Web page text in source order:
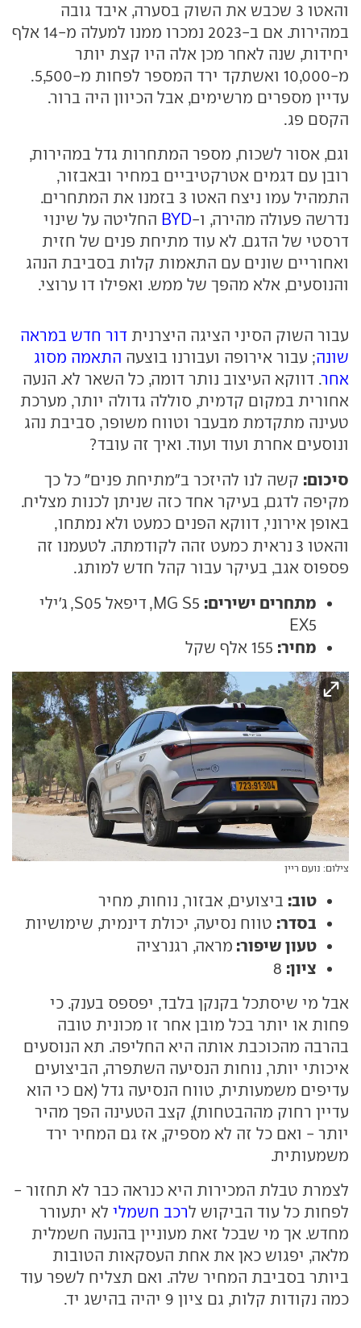
והאטו 3 שכבש את השוק בסערה, איבד גובה
במהירות. אם ב-2023 נמכרו ממנו למעלה מ-14 אלף
יחידות, שנה לאחר מכן אלה היו קצת יותר
מ-10,000 ואשתקד ירד המספר לפחות מ-5,500.
עדיין מספרים מרשימים, אבל הכיוון היה ברור.
הקסם פג.
וגם, אסור לשכוח, מספר המתחרות גדל במהירות,
רובן עם דגמים אטרקטיביים במחיר ובאבזור,
התמהיל עמו ניצח האטו 3 בזמנו את המתחרים.
נדרשה פעולה מהירה, ו-BYD החליטה על שינוי
דרסטי של הדגם. לא עוד מתיחת פנים של חזית
ואחוריים שונים עם התאמות קלות בסביבת הנהג
והנוסעים, אלא מהפך של ממש. ואפילו דו ערוצי.
עבור השוק הסיני הציגה היצרנית דור חדש במראה
שונה; עבור אירופה ועבורנו בוצעה התאמה מסוג
אחר. דווקא העיצוב נותר דומה, כל השאר לא. הנעה
אחורית במקום קדמית, סוללה גדולה יותר, מערכת
טעינה מתקדמת מבעבר וטווח משופר, סביבת נהג
ונוסעים אחרת ועוד ועוד. ואיך זה עובד?
סיכום: קשה לנו להיזכר ב"מתיחת פנים" כל כך
מקיפה לדגם, בעיקר אחד כזה שניתן לכנות מצליח.
באופן אירוני, דווקא הפנים כמעט ולא נמתחו,
והאטו 3
נראית כמעט זהה לקודמתה. לטעמנו זה
פספוס אגב, בעיקר עבור קהל חדש למותג.
מתחרים ישירים:
MG S5, דיפאל S05, ג'ילי
EX5
מחיר:
צילום: נועם ריין
טוב: ביצועים, אבזור, נוחות, מחיר
בסדר: טווח נסיעה, יכולת דינמית, שימושיות
טעון שיפור: מראה, רגנרציה
ציון:
אבל מי שיסתכל בקנקן בלבד, יפספס בענק. כי
פחות או יותר בכל מובן אחר זו מכונית טובה
בהרבה מהכוכבת אותה היא החליפה. תא הנוסעים
איכותי יותר, נוחות הנסיעה השתפרה, הביצועים
עדיפים משמעותית, טווח הנסיעה גדל (אם כי הוא
עדיין רחוק מההבטחות), קצב הטעינה הפך מהיר
יותר - ואם כל זה לא מספיק, אז גם המחיר ירד
משמעותית.
לצמרת טבלת המכירות היא כנראה כבר לא תחזור -
לפחות כל עוד הביקוש לרכב חשמלי לא יתעורר
מחדש. אך מי שבכל זאת מעוניין בהנעה חשמלית
מלאה, יפגוש כאן את אחת העסקאות הטובות
ביותר בסביבת המחיר שלה. ואם תצליח לשפר עוד
כמה נקודות קלות, גם ציון 9 יהיה בהישג יד.